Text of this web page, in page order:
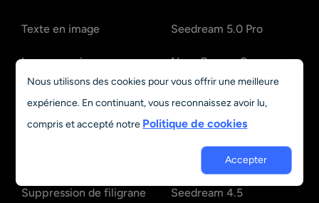
Texte en image
Image vers image
Améliorateur de photos
Suppression de filigrane
Seedream 5.0 Pro
Nano Banana 2
Nano Banana
Seedream 4.5
Nous utilisons des cookies pour vous offrir une meilleure
expérience. En continuant, vous reconnaissez avoir lu,
compris et accepté notre Politique de cookies
Accepter